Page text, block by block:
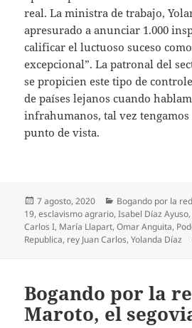
real. La ministra de trabajo,
apresurado a anunciar 1.000
calificar el luctuoso suceso
excepcional”. La patronal del
se propicien este tipo de
de países lejanos cuando
infrahumanos, tal vez
punto de vista.
Publicado
el
7 agosto, 2020 Categorías
Bogando por la red
19,esclavismo agrario,Isabel Díaz Ayuso,
Carlos I, María Llapart,Omar Anguita,
Republica, rey Juan Carlos,Yolanda Díaz
Bogando por la
Maroto, el